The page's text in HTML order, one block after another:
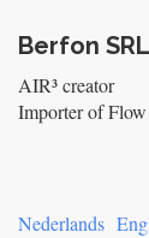
Berfon SRL
AIR³ creator
Importer of
Nederlands